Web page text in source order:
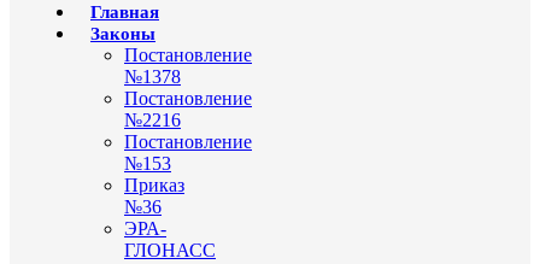
Главная
Законы
Постановление
№1378
Постановление
№2216
Постановление
№153
Приказ
№36
ЭРА-
ГЛОНАСС